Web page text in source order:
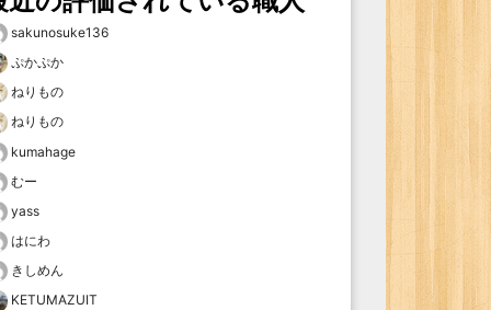
sakunosuke136
ぷかぷか
ねりもの
ねりもの
kumahage
むー
yass
はにわ
きしめん
KETUMAZUIT